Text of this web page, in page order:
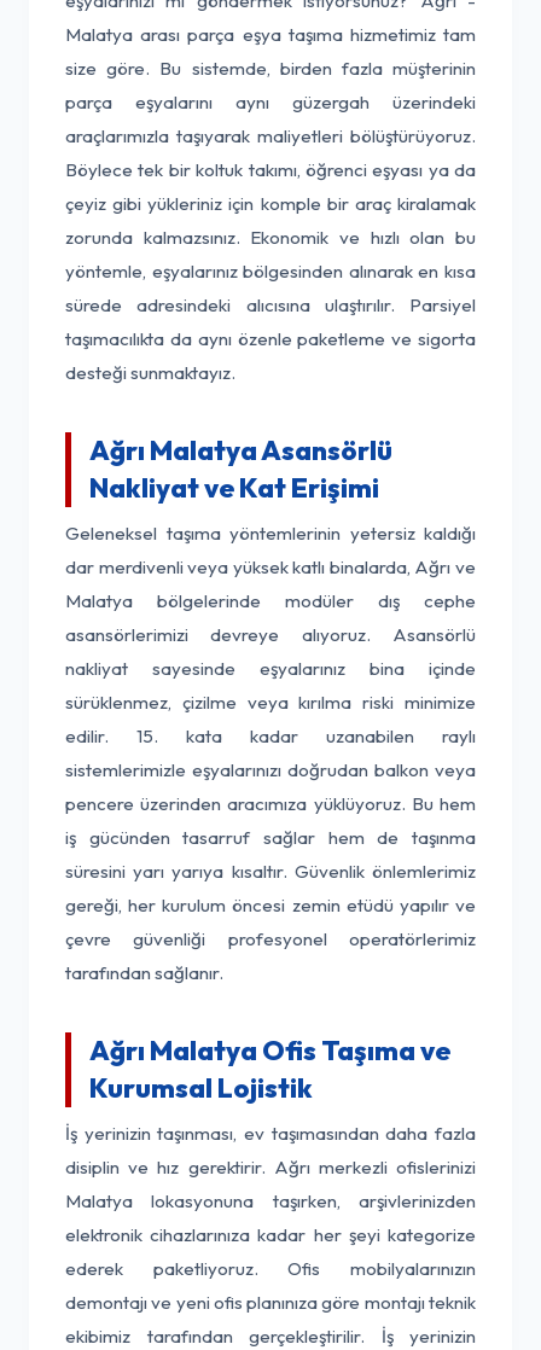
Malatya arası parça eşya taşıma hizmetimiz tam
size göre. Bu sistemde, birden fazla müşterinin
parça eşyalarını aynı güzergah üzerindeki
araçlarımızla taşıyarak maliyetleri bölüştürüyoruz.
Böylece tek bir koltuk takımı, öğrenci eşyası ya da
çeyiz gibi yükleriniz için komple bir araç kiralamak
zorunda kalmazsınız. Ekonomik ve hızlı olan bu
yöntemle, eşyalarınız bölgesinden alınarak en kısa
sürede adresindeki alıcısına ulaştırılır. Parsiyel
taşımacılıkta da aynı özenle paketleme ve sigorta
desteği sunmaktayız.
Ağrı Malatya Asansörlü
Nakliyat ve Kat Erişimi
Geleneksel taşıma yöntemlerinin yetersiz kaldığı
dar merdivenli veya yüksek katlı binalarda, Ağrı ve
Malatya bölgelerinde modüler dış cephe
asansörlerimizi devreye alıyoruz. Asansörlü
nakliyat sayesinde eşyalarınız bina içinde
sürüklenmez, çizilme veya kırılma riski minimize
edilir. 15. kata kadar uzanabilen raylı
sistemlerimizle eşyalarınızı doğrudan balkon veya
pencere üzerinden aracımıza yüklüyoruz. Bu hem
iş gücünden tasarruf sağlar hem de taşınma
süresini yarı yarıya kısaltır. Güvenlik önlemlerimiz
gereği, her kurulum öncesi zemin etüdü yapılır ve
çevre güvenliği profesyonel operatörlerimiz
tarafından sağlanır.
Ağrı Malatya Ofis Taşıma ve
Kurumsal Lojistik
İş yerinizin taşınması, ev taşımasından daha fazla
disiplin ve hız gerektirir. Ağrı merkezli ofislerinizi
Malatya lokasyonuna taşırken, arşivlerinizden
elektronik cihazlarınıza kadar her şeyi kategorize
ederek paketliyoruz. Ofis mobilyalarınızın
demontajı ve yeni ofis planınıza göre montajı teknik
ekibimiz tarafından gerçekleştirilir. İş yerinizin